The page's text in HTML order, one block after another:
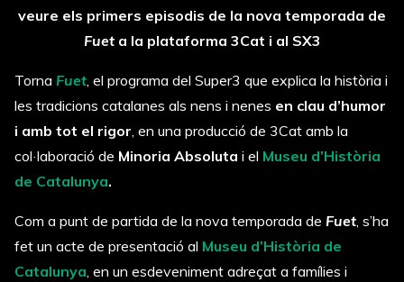
veure els primers episodis de la nova temporada de
Fueta la plataforma 3Cat i al SX3
Torna Fuet, el programa del Super3 que explica la història i
les tradicions catalanes als nens i nenes en clau d’humor
i amb tot el rigor, en una producció de 3Cat amb la
col·laboració de Minoria Absoluta i el Museu d’Història
de Catalunya.
Com a punt de partida de la nova temporada de Fuet, s’ha
fet un acte de presentació al Museu d’Història de
Catalunya, en un esdeveniment adreçat a famílies i